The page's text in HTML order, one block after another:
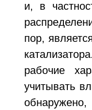
и, в
пор,
рабочие
учитывать